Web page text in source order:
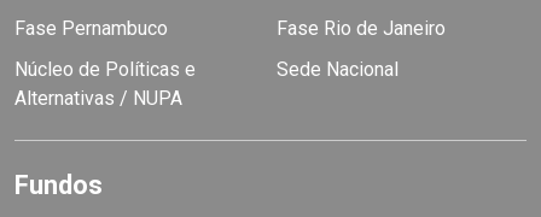
Fase Pernambuco
Fase Rio de Janeiro
Núcleo de Políticas e
Alternativas / NUPA
Sede Nacional
Fundos